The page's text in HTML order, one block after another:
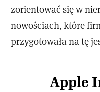
zorientować się w
nowościach, które
przygotowała na tę
Apple